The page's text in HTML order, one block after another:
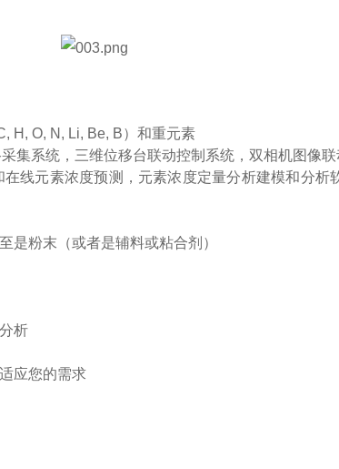
H, O, N, Li, Be, B）和重元素
集系统，三维位移台联动控制系统，双相机图像
线元素浓度预测，元素浓度定量分析建模和分析
是粉末（或者是辅料或粘合剂）
析
应您的需求